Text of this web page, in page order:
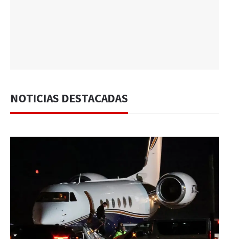
NOTICIAS DESTACADAS